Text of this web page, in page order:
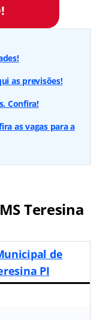
as previsões!
Confira!
as vagas para a
Teresina
de
PI